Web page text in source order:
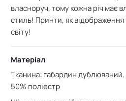
власноруч, тому кожна річ має
стиль! Принти, як
світу!
Матеріал
Тканина: габардин
50% поліестр